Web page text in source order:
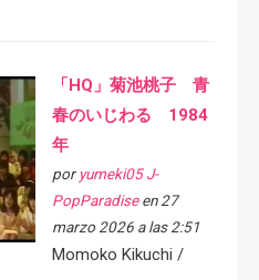
「HQ」菊池桃子 青
春のいじわる 1984
年
por yumeki05 J-
PopParadiseen 27
marzo 2026 a las 2:51
Momoko Kikuchi /